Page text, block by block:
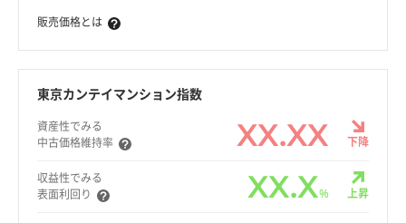
販売価格とは
東京カンテイマンション指数
資産性でみる
中古価格維持率
XX.XX 下降
収益性でみる
表面利回り
XX.X% 上昇